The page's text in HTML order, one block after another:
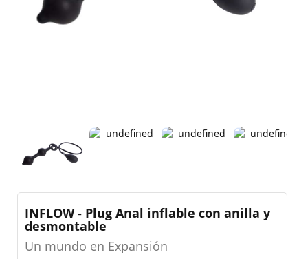
INFLOW - Plug Anal inflable con anilla y
desmontable
Un mundo en Expansión